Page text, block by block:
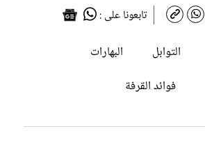
تابعونا على :
التوابل
البهارات
فوائد القرفة